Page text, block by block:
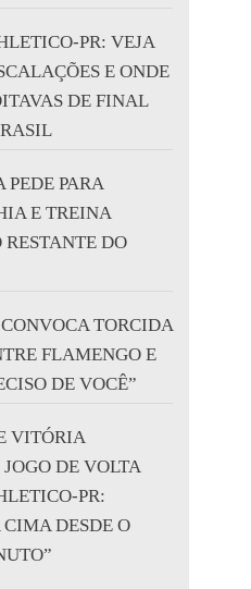
PR: VEJA
E ONDE
DE FINAL
PARA
E TREINA
RESTANTE DO
TORCIDA
FLAMENGO E
DE VOCÊ”
VITÓRIA
DE VOLTA
PR:
CIMA DESDE O